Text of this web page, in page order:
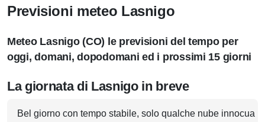
Previsioni meteo Lasnigo
Meteo Lasnigo (CO) le previsioni del tempo per
oggi, domani, dopodomani ed i prossimi 15 giorni
La giornata di Lasnigo in breve
Bel giorno con tempo stabile, solo qualche nube innocua